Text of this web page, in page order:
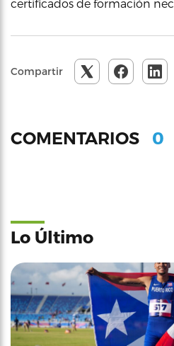
certificados de formación
Compartir
COMENTARIOS 0
Lo Último